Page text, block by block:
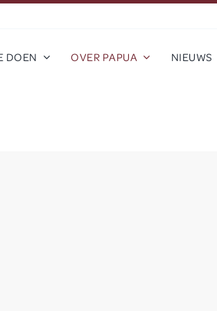
DOEN OVER PAPUA NIEUWS